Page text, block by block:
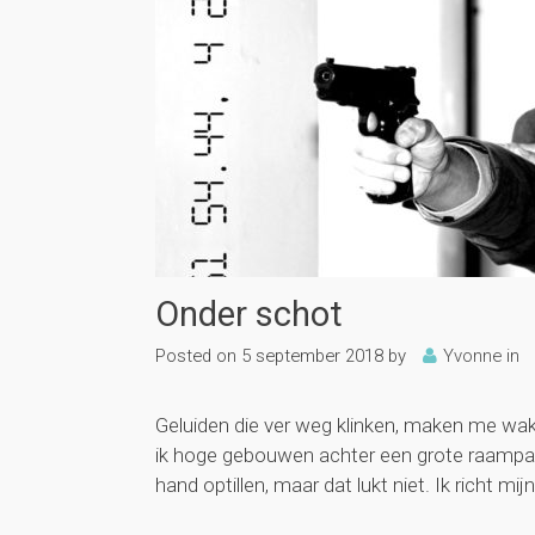
Onder schot
Posted on 5 september 2018 by Yvonne in
Geluiden die ver weg klinken, maken me
ik hoge gebouwen achter een grote
hand optillen, maar dat lukt niet. Ik richt